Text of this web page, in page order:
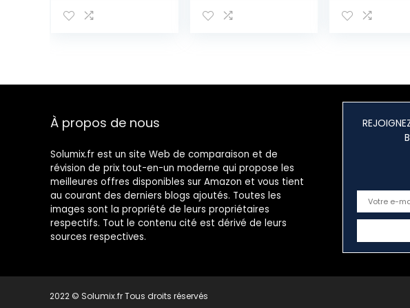
DJ, carte son
Contrôleur DJ
fantôme
À propos de nous
Solumix.fr est un site Web de comparaison et de
révision de prix tout-en-un moderne qui propose les
meilleures offres disponibles sur Amazon et vous tient
au courant des derniers blogs ajoutés. Toutes les
images sont la propriété de leurs propriétaires
respectifs. Tout le contenu cité est dérivé de leurs
sources respectives.
2022 © Solumix.fr Tous droits réservés